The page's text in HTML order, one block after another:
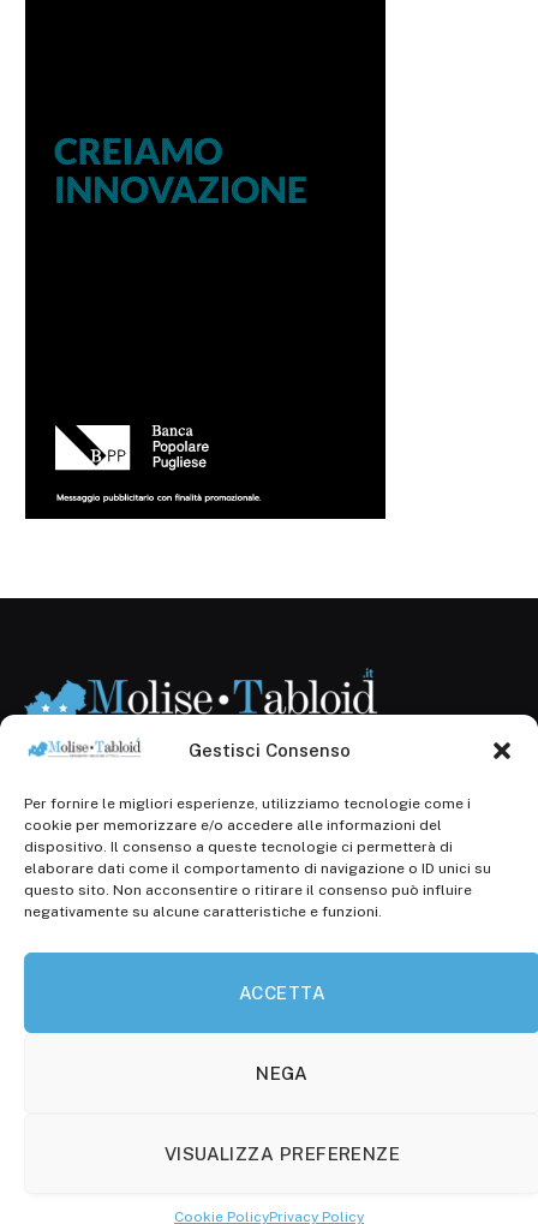
Gestisci Consenso
Per fornire le migliori esperienze, utilizziamo tecnologie come i
cookie per memorizzare e/o accedere alle informazioni del
dispositivo. Il consenso a queste tecnologie ci permetterà di
elaborare dati come il comportamento di navigazione o ID unici su
questo sito. Non acconsentire o ritirare il consenso può influire
negativamente su alcune caratteristiche e funzioni.
ACCETTA
NEGA
VISUALIZZA PREFERENZE
Cookie PolicyPrivacy Policy
Registr. presso il Tribunale di Campobasso: 3/2013 del
14.11.2013, Cron. 1254
Roc: iscrizione n° 25549 (Prot. 1138/com/15 del
30.04.2015)
P.Iva: 01707150700